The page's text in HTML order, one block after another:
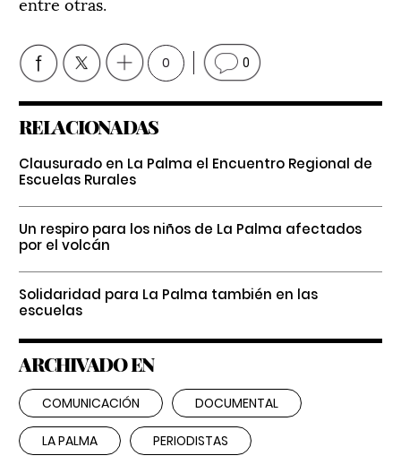
0 0
RELACIONADAS
Clausurado en La Palma el Encuentro Regional de
Escuelas Rurales
Un respiro para los niños de La Palma afectados
por el volcán
Solidaridad para La Palma también en las
escuelas
ARCHIVADO EN
COMUNICACIÓN DOCUMENTAL
LA PALMA PERIODISTAS